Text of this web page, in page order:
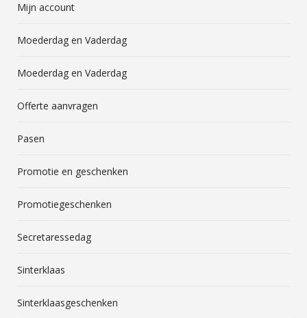
Mijn account
Moederdag en Vaderdag
Moederdag en Vaderdag
Offerte aanvragen
Pasen
Promotie en geschenken
Promotiegeschenken
Secretaressedag
Sinterklaas
Sinterklaasgeschenken